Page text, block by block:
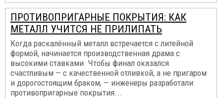
ПРОТИВОПРИГАРНЫЕ ПОКРЫТИЯ: КАК
МЕТАЛЛ УЧИТСЯ НЕ ПРИЛИПАТЬ
Когда раскалённый металл встречается с литейной
формой, начинается производственная драма с
высокими ставками. Чтобы финал оказался
счастливым — с качественной отливкой, а не пригаром
и дорогостоящим браком, — инженеры разработали
противопригарные покрытия...